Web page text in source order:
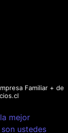
Familiar + de